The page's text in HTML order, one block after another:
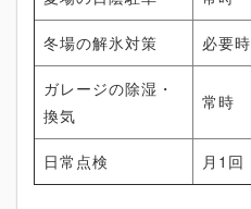
冬場の解氷対策 必要時
ガレージの除湿・
換気
常時
日常点検 月1回